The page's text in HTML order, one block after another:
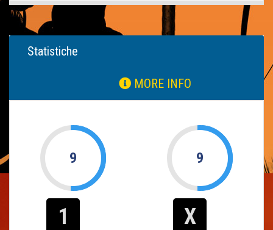
Statistiche
MORE INFO
9
1
9
X